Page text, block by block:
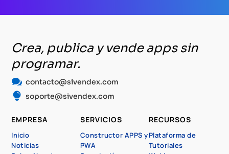
Crea, publica y vende apps sin
programar.
 contacto@sivendex.com
 soporte@sivendex.com
EMPRESA
Inicio
Noticias
SERVICIOS
Constructor APPS y
PWA
RECURSOS
Plataforma de
Tutoriales